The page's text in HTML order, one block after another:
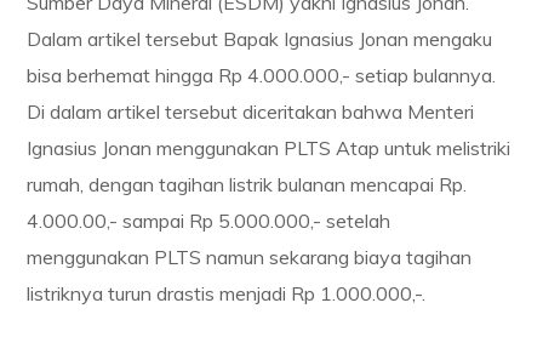
Dalam artikel tersebut Bapak Ignasius Jonan mengaku
bisa berhemat hingga Rp 4.000.000,- setiap bulannya.
Di dalam artikel tersebut diceritakan bahwa Menteri
Ignasius Jonan menggunakan PLTS Atap untuk melistriki
rumah, dengan tagihan listrik bulanan mencapai Rp.
4.000.00,- sampai Rp 5.000.000,- setelah
menggunakan PLTS namun sekarang biaya tagihan
listriknya turun drastis menjadi Rp 1.000.000,-.